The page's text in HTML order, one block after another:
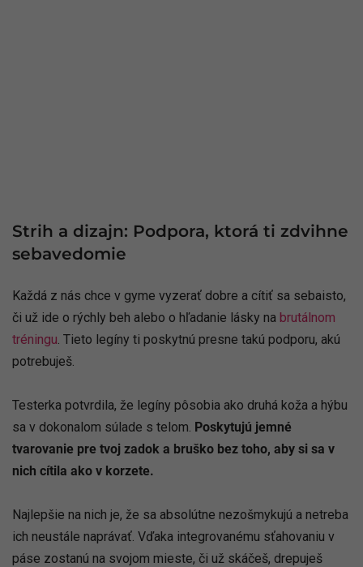
Strih a dizajn: Podpora, ktorá ti zdvihne
sebavedomie
Každá z nás chce v gyme vyzerať dobre a cítiť sa sebaisto,
či už ide o rýchly beh alebo o hľadanie lásky na brutálnom
tréningu . Tieto legíny ti poskytnú presne takú podporu, akú
potrebuješ.
Testerka potvrdila, že legíny pôsobia ako druhá koža a hýbu
sa v dokonalom súlade s telom. Poskytujú jemné
tvarovanie pre tvoj zadok a bruško bez toho, aby si sa v
nich cítila ako v korzete.
Najlepšie na nich je, že sa absolútne nezošmykujú a netreba
ich neustále naprávať. Vďaka integrovanému sťahovaniu v
páse zostanú na svojom mieste, či už skáčeš, drepuješ